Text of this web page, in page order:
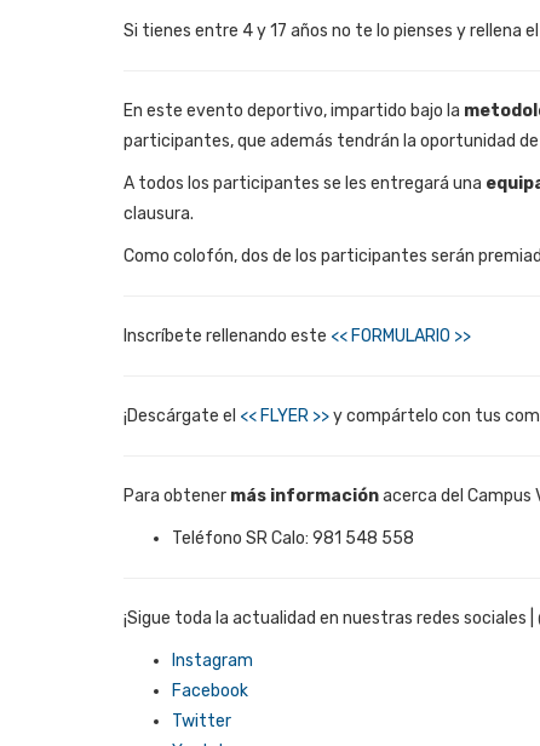
Si tienes entre 4 y 17 años no te lo pienses y rellena
En este evento deportivo, impartido bajo la
participantes, que además tendrán la oportunidad
A todos los participantes se les entregará una
clausura.
Como colofón, dos de los participantes serán
Inscríbete rellenando este << FORMULARIO >>
¡Descárgate el << FLYER >>y compártelo con tus
Para obtener más informaciónacerca del Campus
Teléfono SR Calo: 981 548 558
¡Sigue toda la actualidad en nuestras redes sociales |
Instagram
Facebook
Twitter